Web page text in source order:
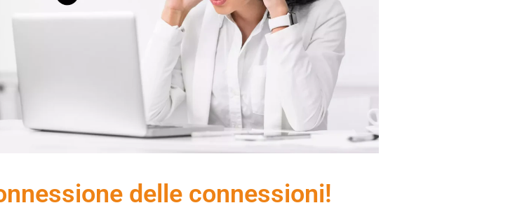
delle connessioni!